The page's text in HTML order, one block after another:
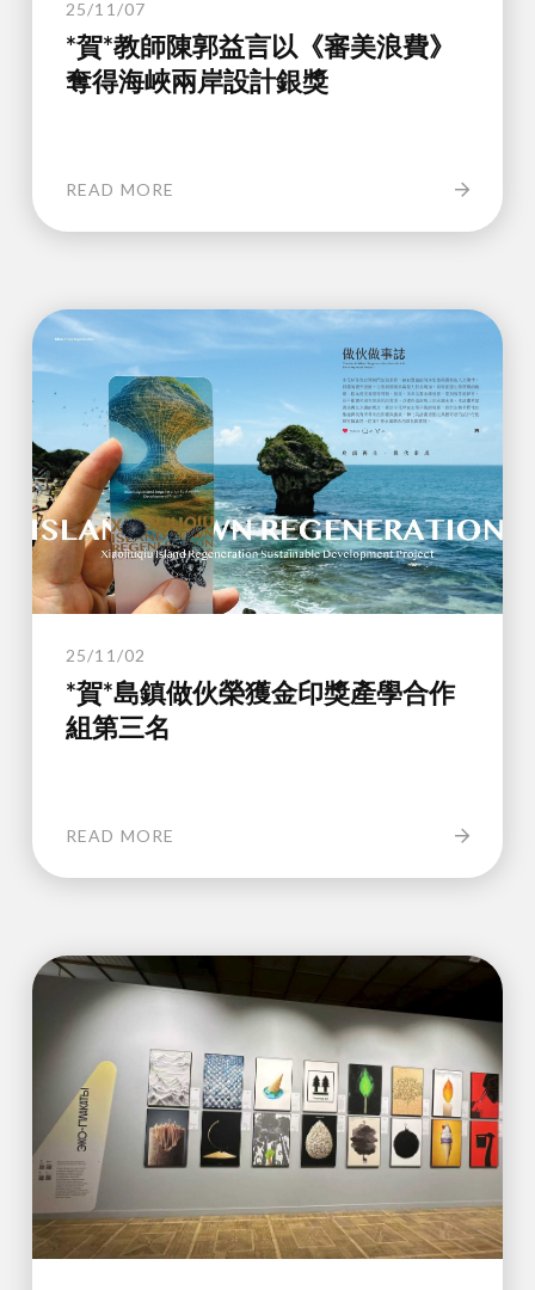
25/11/07
*賀*教師陳郭益言以《審美浪費》
奪得海峽兩岸設計銀獎
READ MORE
25/11/02
*賀*島鎮做伙榮獲金印獎產學合作
組第三名
READ MORE